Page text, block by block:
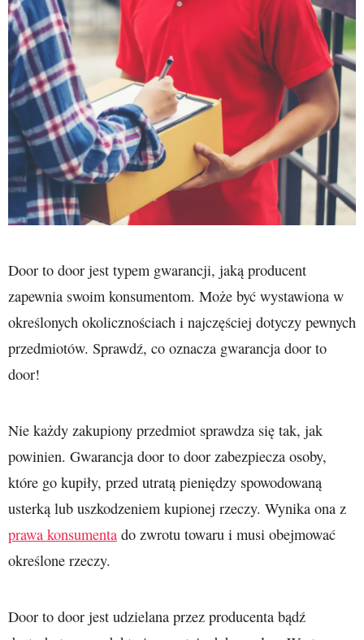
Door to door jest typem gwarancji, jaką producent
zapewnia swoim konsumentom. Może być wystawiona w
określonych okolicznościach i najczęściej dotyczy pewnych
przedmiotów. Sprawdź, co oznacza gwarancja door to
door!
Nie każdy zakupiony przedmiot sprawdza się tak, jak
powinien. Gwarancja door to door zabezpiecza osoby,
które go kupiły, przed utratą pieniędzy spowodowaną
usterką lub uszkodzeniem kupionej rzeczy. Wynika ona z
prawa konsumenta do zwrotu towaru i musi obejmować
określone rzeczy.
Door to door jest udzielana przez producenta bądź